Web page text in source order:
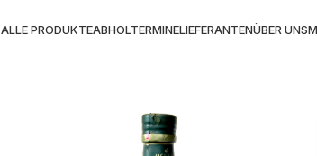
ALLE PRODUKTEABHOLTERMINELIEFERANTENÜBER UNS